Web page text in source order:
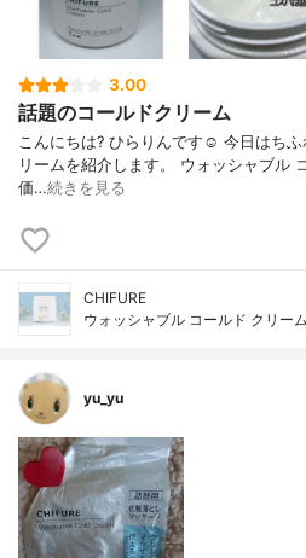
3.00
話題のコールドクリーム
こんにちは? ひらりんです☺️ 今日はち
リームを紹介します。 ウォッシャブル
価…続きを見る
CHIFURE
ウォッシャブル コールド クリーム
yu_yu